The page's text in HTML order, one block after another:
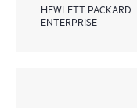
HEWLETT PACKARD
ENTERPRISE